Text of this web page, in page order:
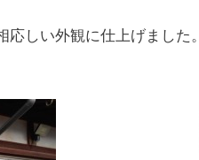
に仕上げました。